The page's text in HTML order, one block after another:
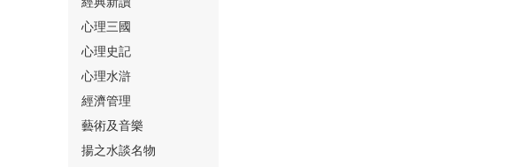
⑮
心理三國
心理史記
心理水滸
經濟管理
藝術及音樂
揚之水談名物